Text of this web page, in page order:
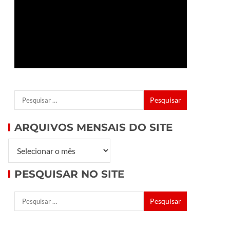
ARQUIVOS MENSAIS DO SITE
PESQUISAR NO SITE